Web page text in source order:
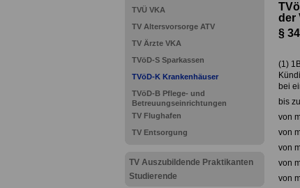
TVÜ VKA
TV Altersvorsorge ATV
TV Ärzte VKA
TVöD-S Sparkassen
TVöD-K Krankenhäuser
TVöD-B Pflege- und
Betreuungseinrichtungen
TV Flughafen
TV Entsorgung
TV Auszubildende Praktikanten
Studierende
der
§
(1)
bei
bis
von
von
von
von
von